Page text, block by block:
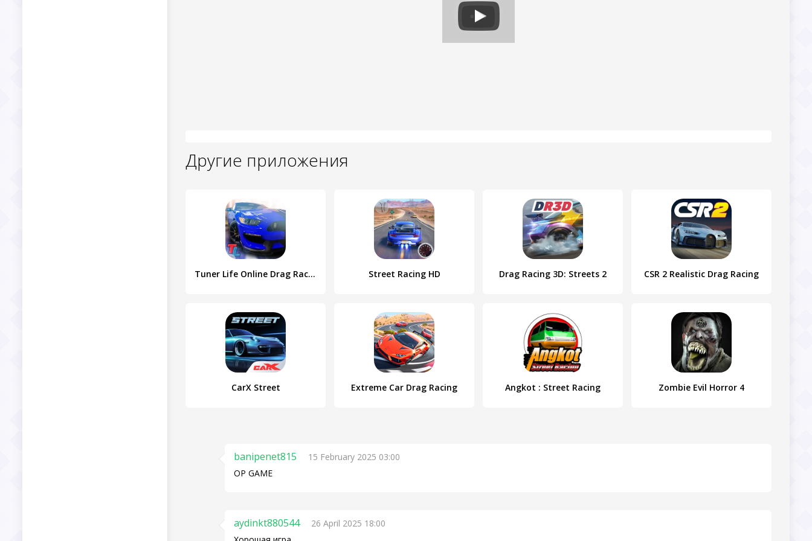
Другие приложения
Tuner Life Online Drag Racing Street Racing HD Drag Racing 3D: Streets 2 CSR 2 Realistic Drag Racing
CarX Street Extreme Car Drag Racing Angkot : Street Racing Zombie Evil Horror 4
banipenet815
15 February 2025 03:00
OP GAME
aydinkt880544
26 April 2025 18:00